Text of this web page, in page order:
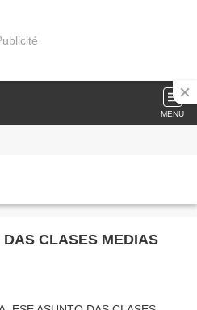
MENU
CLASES MEDIAS